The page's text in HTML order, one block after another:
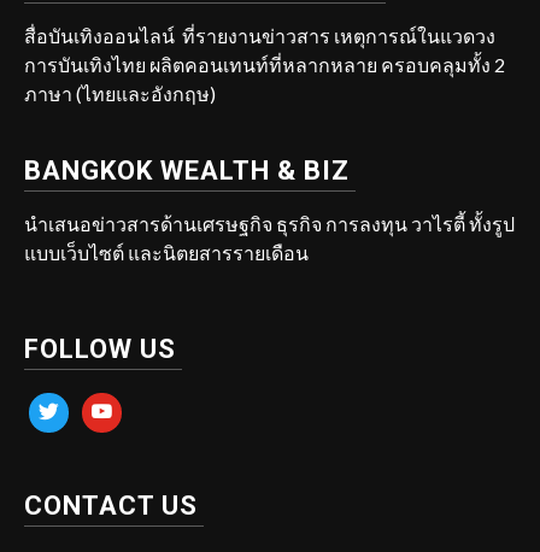
สื่อบันเทิงออนไลน์ ที่รายงานข่าวสาร เหตุการณ์ในแวดวง
การบันเทิงไทย ผลิตคอนเทนท์ที่หลากหลาย ครอบคลุมทั้ง 2
ภาษา (ไทยและอังกฤษ)
BANGKOK WEALTH & BIZ
นำเสนอข่าวสารด้านเศรษฐกิจ ธุรกิจ การลงทุน วาไรตี้ ทั้งรูป
แบบเว็บไซต์ และนิตยสารรายเดือน
FOLLOW US
twitter youtube
CONTACT US